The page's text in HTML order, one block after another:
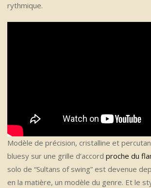
rythmique.
Modèle de précision, cristalline et
bluesy sur une grille d’accord proche du
solo de “Sultans of swing” est devenue
en la matière, un modèle du genre. Et le